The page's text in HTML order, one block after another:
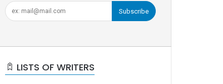
Subscribe
LISTS OF WRITERS